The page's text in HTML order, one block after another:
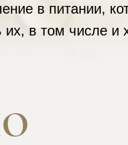
в питании,
в том числе и